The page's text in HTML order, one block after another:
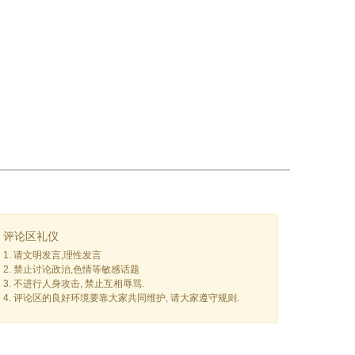
评论区礼仪
1. 请文明发言,理性发言
2. 禁止讨论政治,色情等敏感话题
3. 不进行人身攻击, 禁止互相辱骂.
4. 评论区的良好环境要靠大家共同维护, 请大家遵守规则.